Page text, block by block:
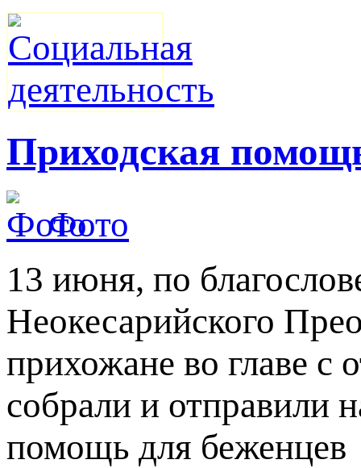
Приходская
Фото
13 июня, по
Неокесарийского
прихожане во главе с
собрали и отправили
помощь для беженцев